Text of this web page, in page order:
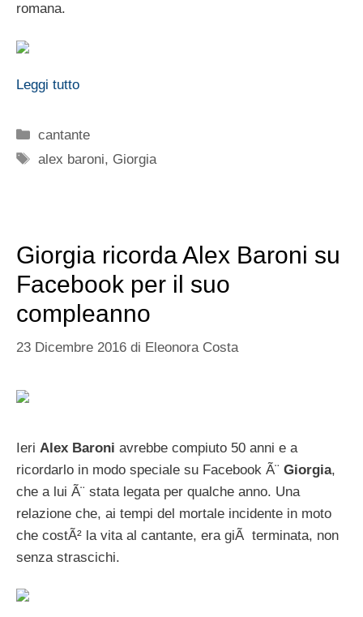
romana.
Leggi tutto
Categorie
cantante
Tag
alex baroni, Giorgia
Giorgia ricorda Alex Baroni su
Facebook per il suo
compleanno
23 Dicembre 2016 di Eleonora Costa
Ieri Alex Baroni avrebbe compiuto 50 anni e a
ricordarlo in modo speciale su Facebook Ã¨ Giorgia,
che a lui Ã¨ stata legata per qualche anno. Una
relazione che, ai tempi del mortale incidente in moto
che costÃ² la vita al cantante, era giÃ terminata, non
senza strascichi.